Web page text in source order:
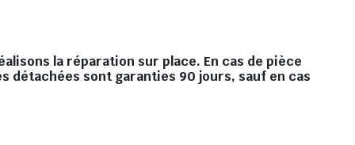
la réparation sur place. En cas de pièce
détachées sont garanties 90 jours, sauf en cas